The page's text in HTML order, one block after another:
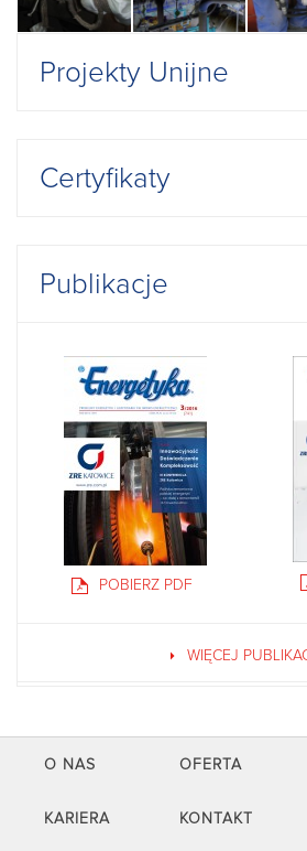
Projekty Unijne
Certyfikaty
Publikacje
POBIERZ PDF
WIĘCEJ
O NAS OFERTA
KARIERA KONTAKT